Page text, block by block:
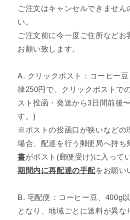
ご注文はキャンセルできません
い。
ご注文前に今一度ご住所などお
お願い致します。
A. クリックポスト：コーヒー
律250円で、クリックポストで
スト投函・発送から3日間前後
す。)
※ポストの投函口が狭いなどの
場合、配達を行う郵便局へ持ち
書がポスト(郵便受け)に入って
期間内に再配達の手配をお願い
B. 宅配便：コーヒー豆、400g
となり、地域ごとに送料が異な